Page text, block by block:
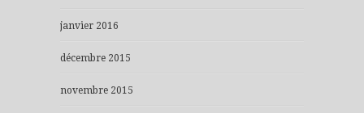
janvier 2016
décembre 2015
novembre 2015